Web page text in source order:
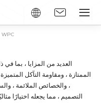
مزايا التزيين WPC
الممتازة ، ومقاومة التآكل
، والخصائص الملائمة ،
التصميم ، مما يجعله اختيارًا